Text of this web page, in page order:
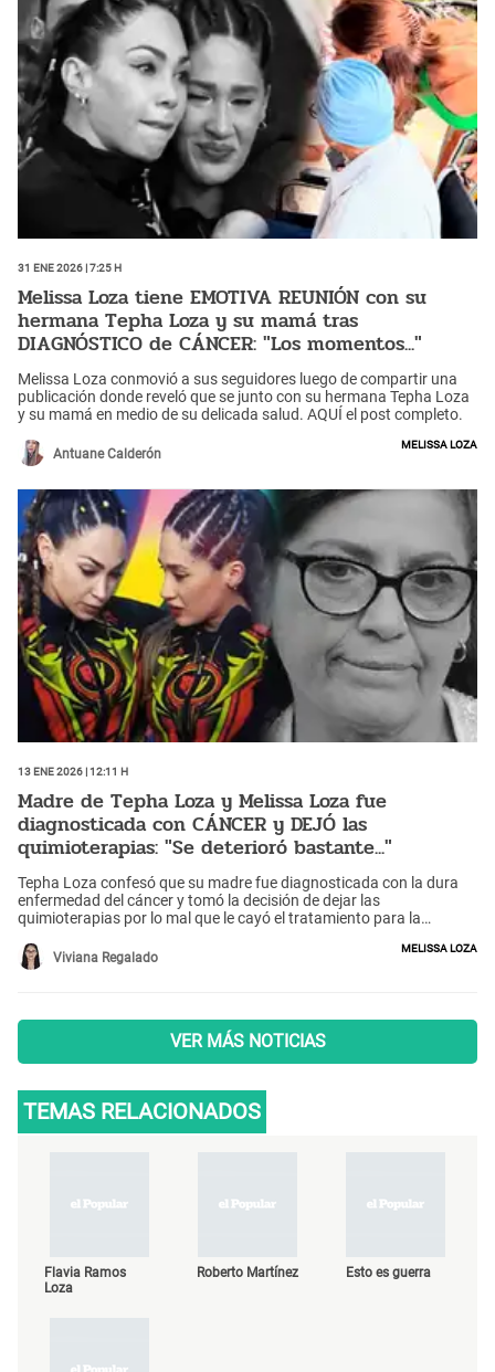
31 Ene 2026 | 7:25 h
Melissa Loza tiene EMOTIVA REUNIÓN con su
hermana Tepha Loza y su mamá tras
DIAGNÓSTICO de CÁNCER: "Los momentos..."
Melissa Loza conmovió a sus seguidores luego de compartir una
publicación donde reveló que se junto con su hermana Tepha Loza
y su mamá en medio de su delicada salud. AQUÍ el post completo.
Antuane Calderón
Melissa Loza
13 Ene 2026 | 12:11 h
Madre de Tepha Loza y Melissa Loza fue
diagnosticada con CÁNCER y DEJÓ las
quimioterapias: "Se deterioró bastante..."
Tepha Loza confesó que su madre fue diagnosticada con la dura
enfermedad del cáncer y tomó la decisión de dejar las
quimioterapias por lo mal que le cayó el tratamiento para la
Viviana Regalado
Melissa Loza
VER MÁS NOTICIAS
TEMAS RELACIONADOS
Flavia Ramos
Loza
Roberto Martínez Esto es guerra